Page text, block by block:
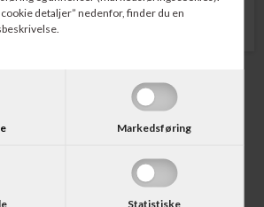
cookie detaljer” nedenfor, finder du en
Markedsføring
Statistiske